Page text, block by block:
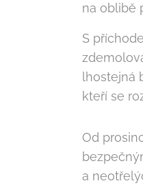
na oblibě
S
lhostejná
kteří se
Od
a